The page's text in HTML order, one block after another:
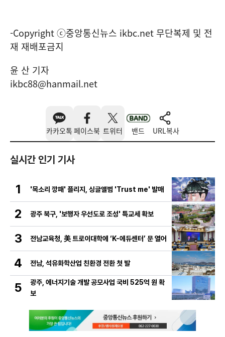
-Copyright ⓒ중앙통신뉴스 ikbc.net 무단복제 및 전
재 재배포금지
윤 산 기자
ikbc88@hanmail.net
카카오톡 페이스북 트위터 밴드 URL복사
실시간 인기 기사
1 '목소리 깡패' 플리지, 싱글앨범 'Trust me' 발매
2 광주 북구, '보행자 우선도로 조성' 특교세 확보
3 전남교육청, 美 트로이대학에 ‘K-에듀센터’ 문 열어
4 전남, 석유화학산업 친환경 전환 첫 발
5
광주, 에너지기술 개발 공모사업 국비 525억 원 확
보